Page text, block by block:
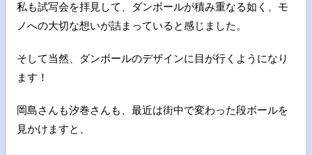
私も試写会を拝見して、ダンボールが積み重なる如く、モ
ノへの大切な想いが詰まっていると感じました。
そして当然、ダンボールのデザインに目が行くようになり
ます！
岡島さんも汐巻さんも、最近は街中で変わった段ボールを
見かけますと、